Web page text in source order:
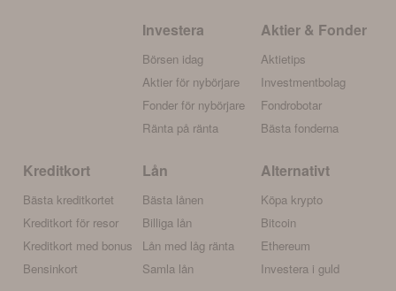
Investera
Börsen idag
Aktier för nybörjare
Fonder för nybörjare
Ränta på ränta
Aktier & Fonder
Aktietips
Investmentbolag
Fondrobotar
Bästa fonderna
Kreditkort
Bästa kreditkortet
Kreditkort för resor
Kreditkort med bonus
Bensinkort
Lån
Bästa lånen
Billiga lån
Lån med låg ränta
Samla lån
Alternativt
Köpa krypto
Bitcoin
Ethereum
Investera i guld